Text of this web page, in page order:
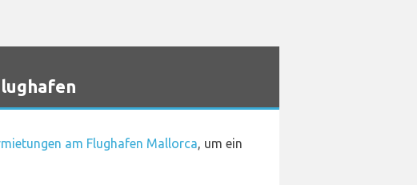
am Flughafen Mallorca, um ein